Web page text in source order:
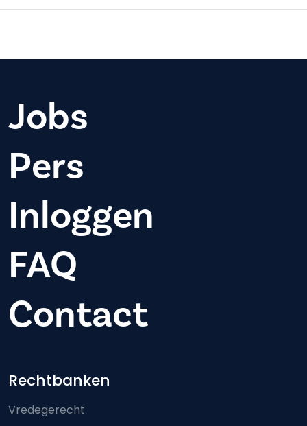
Jobs
Pers
Inloggen
FAQ
Contact
Footer-menu
Rechtbanken
Vredegerecht